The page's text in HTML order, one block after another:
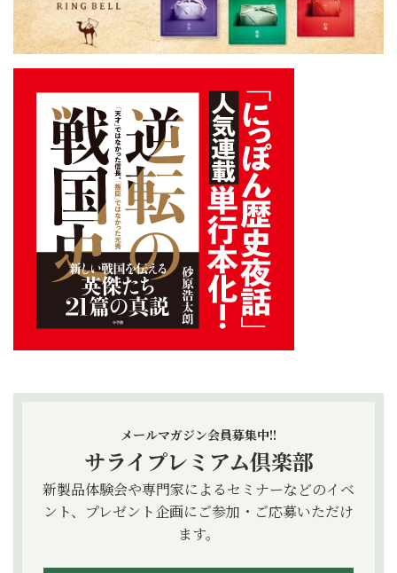
メールマガジン会員募集中!!
サライプレミアム倶楽部
新製品体験会や専門家によるセミナーなどのイベ
ント、プレゼント企画にご参加・ご応募いただけ
ます。